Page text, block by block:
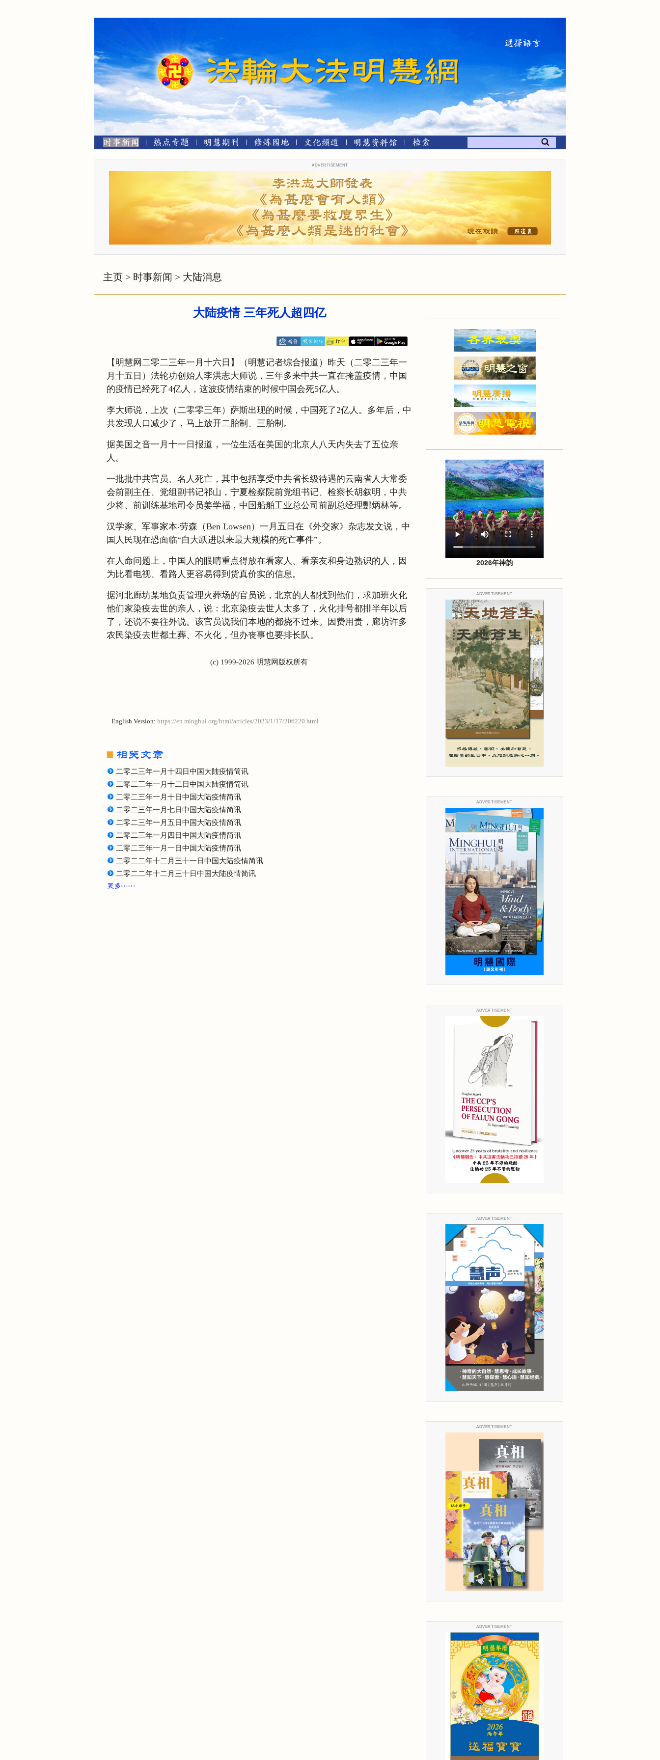
ADVERTISEMENT
主页 > 时事新闻 > 大陆消息
大陆疫情 三年死人超四亿
【明慧网二零二三年一月十六日】（明慧记者综合报道）昨天（二零二三年一
月十五日）法轮功创始人李洪志大师说，三年多来中共一直在掩盖疫情，中国
的疫情已经死了4亿人，这波疫情结束的时候中国会死5亿人。
李大师说，上次（二零零三年）萨斯出现的时候，中国死了2亿人。多年后，中
共发现人口减少了，马上放开二胎制、三胎制。
据美国之音一月十一日报道，一位生活在美国的北京人八天内失去了五位亲
人。
一批批中共官员、名人死亡，其中包括享受中共省长级待遇的云南省人大常委
会前副主任、党组副书记祁山，宁夏检察院前党组书记、检察长胡叙明，中共
少将、前训练基地司令员姜学福，中国船舶工业总公司前副总经理酆炳林等。
汉学家、军事家本‧劳森（Ben Lowsen）一月五日在《外交家》杂志发文说，中
国人民现在恐面临“自大跃进以来最大规模的死亡事件”。
在人命问题上，中国人的眼睛重点得放在看家人、看亲友和身边熟识的人，因
为比看电视、看路人更容易得到货真价实的信息。
据河北廊坊某地负责管理火葬场的官员说，北京的人都找到他们，求加班火化
他们家染疫去世的亲人，说：北京染疫去世人太多了，火化排号都排半年以后
了，还说不要往外说。该官员说我们本地的都烧不过来。因费用贵，廊坊许多
农民染疫去世都土葬、不火化，但办丧事也要排长队。
(c) 1999-2026 明慧网版权所有
English Version: https://en.minghui.org/html/articles/2023/1/17/206220.html
二零二三年一月十四日中国大陆疫情简讯
二零二三年一月十二日中国大陆疫情简讯
二零二三年一月十日中国大陆疫情简讯
二零二三年一月七日中国大陆疫情简讯
二零二三年一月五日中国大陆疫情简讯
二零二三年一月四日中国大陆疫情简讯
二零二三年一月一日中国大陆疫情简讯
二零二二年十二月三十一日中国大陆疫情简讯
二零二二年十二月三十日中国大陆疫情简讯
2026年神韵
ADVERTISEMENT
ADVERTISEMENT
ADVERTISEMENT
ADVERTISEMENT
ADVERTISEMENT
ADVERTISEMENT